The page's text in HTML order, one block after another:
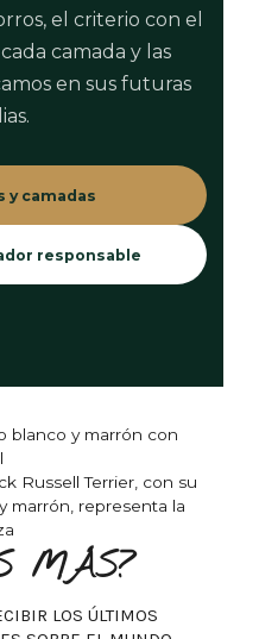
el criterio con el
camada y las
en sus futuras
y camadas
responsable
Russell Terrier, con su
marrón, representa la
MÁS?
LOS ÚLTIMOS